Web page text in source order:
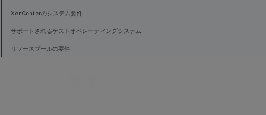
XenCenterのシステム要件
サポートされるゲストオペレーティングシステム
リソースプールの要件